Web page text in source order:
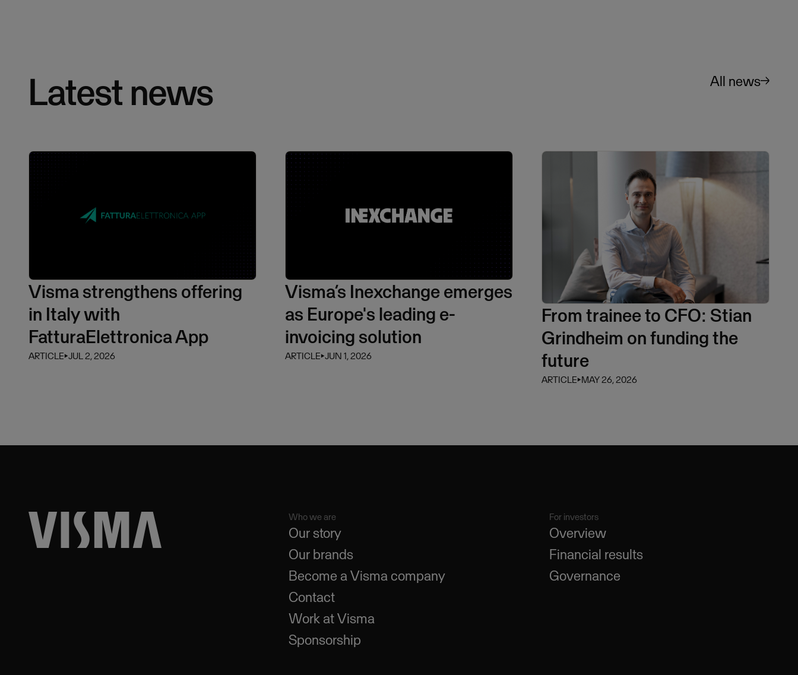
Latest news All news
Visma strengthens offering
in Italy with
FatturaElettronica App
ARTICLE⏵JUL 2, 2026
Visma’s Inexchange emerges
as Europe's leading e-
invoicing solution
ARTICLE⏵JUN 1, 2026
From trainee to CFO: Stian
Grindheim on funding the
future
ARTICLE⏵MAY 26, 2026
Who we are
Our story
Our brands
Become a Visma company
Contact
Work at Visma
Sponsorship
For investors
Overview
Financial results
Governance